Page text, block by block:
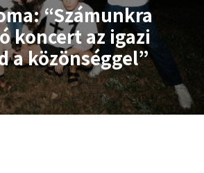
“Számunkra
koncert az igazi
a közönséggel”